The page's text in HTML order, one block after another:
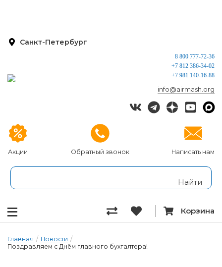
Санкт-Петербург
Акции Обратный звонок Написать нам
8 800 777-72-36
+7 812 386-34-02
+7 981 140-16-88
info@airmash.org
Корзина
Главная / Новости /
Поздравляем с Днём главного бухгалтера!